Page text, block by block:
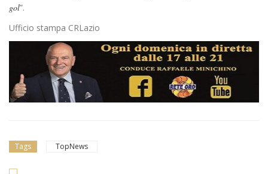
gol”.
Ufficio stampa CRLazio
Tags TopNews